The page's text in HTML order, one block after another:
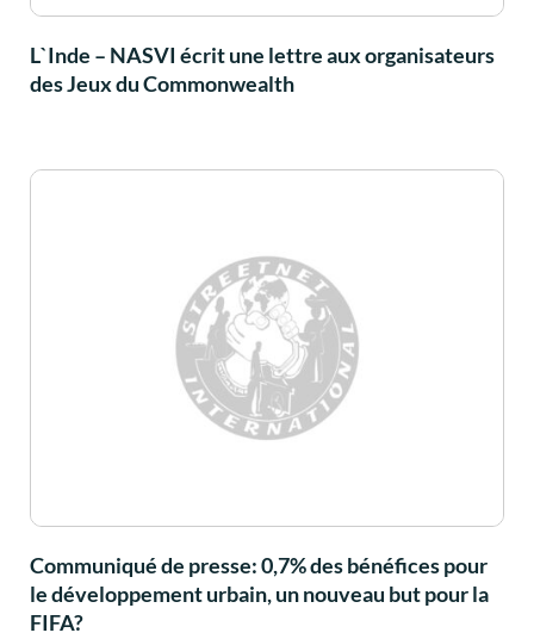
L`Inde – NASVI écrit une lettre aux organisateurs
des Jeux du Commonwealth
Communiqué de presse: 0,7% des bénéfices pour
le développement urbain, un nouveau but pour la
FIFA?